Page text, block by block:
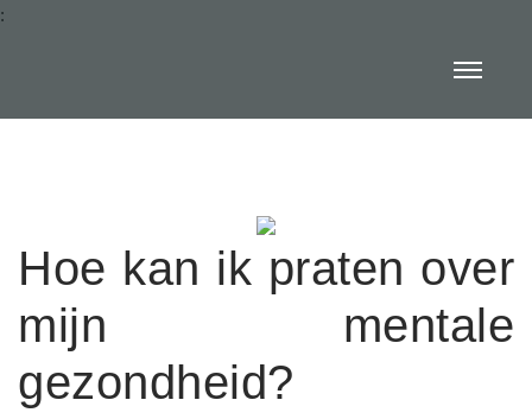
:
Hoe kan ik praten over
mijn mentale
gezondheid?